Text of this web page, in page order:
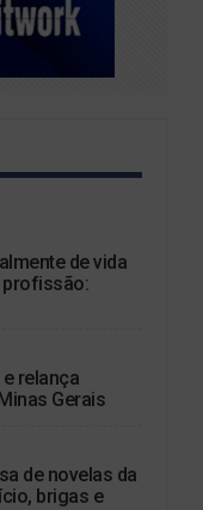
de vida
profissão:
relança
Gerais
de novelas da
brigas e